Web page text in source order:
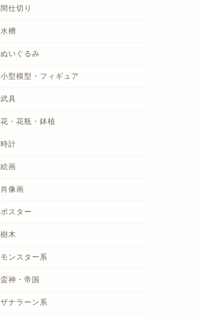
間仕切り
水槽
ぬいぐるみ
小型模型・フィギュア
武具
花・花瓶・鉢植
時計
絵画
肖像画
ポスター
樹木
モンスター系
蛮神・帝国
ザナラーン系